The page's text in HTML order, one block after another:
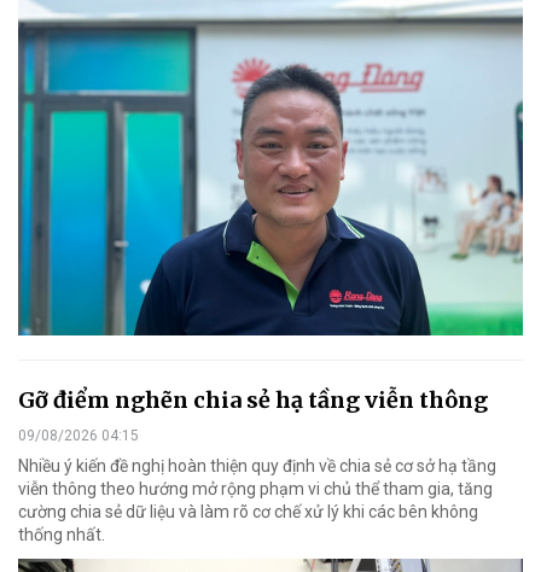
Gỡ điểm nghẽn chia sẻ hạ tầng viễn thông
09/08/2026 04:15
Nhiều ý kiến đề nghị hoàn thiện quy định về chia sẻ cơ sở hạ tầng
viễn thông theo hướng mở rộng phạm vi chủ thể tham gia, tăng
cường chia sẻ dữ liệu và làm rõ cơ chế xử lý khi các bên không
thống nhất.